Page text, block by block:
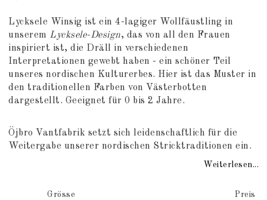
Add to list of favorites
Lycksele Winsig ist ein 4-lagiger Wollfäustling in
unserem Lycksele-Design, das von all den Frauen
inspiriert ist, die Dräll in verschiedenen
Interpretationen gewebt haben - ein schöner Teil
unseres nordischen Kulturerbes. Hier ist das Muster in
den traditionellen Farben von Västerbotten
dargestellt. Geeignet für 0 bis 2 Jahre.
Öjbro Vantfabrik setzt sich leidenschaftlich für die
Weitergabe unserer nordischen Stricktraditionen ein.
Weiterlesen...
Grösse Preis